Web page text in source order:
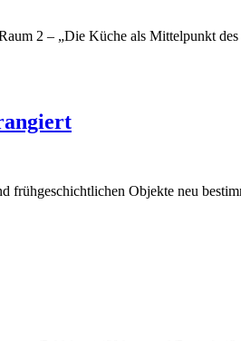
2 – „Die Küche als Mittelpunkt
Objekte neu